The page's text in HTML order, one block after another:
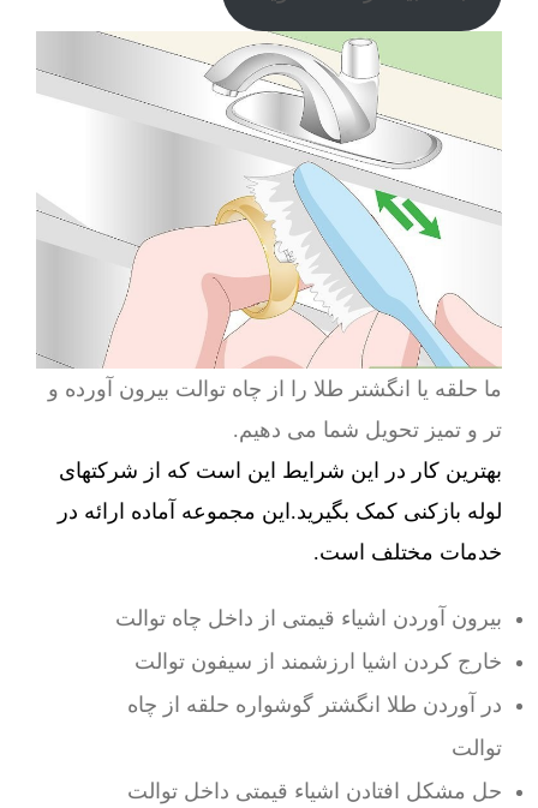
ما حلقه یا انگشتر طلا را از چاه توالت بیرون آورده و
تر و تمیز تحویل شما می دهیم.
بهترین کار در این شرایط این است که از شرکتهای
لوله بازکنی کمک بگیرید.این مجموعه آماده ارائه در
خدمات مختلف است.
بیرون آوردن اشیاء قیمتی از داخل چاه توالت
خارج کردن اشیا ارزشمند از سیفون توالت
در آوردن طلا انگشتر گوشواره حلقه از چاه
توالت
حل مشکل افتادن اشیاء قیمتی داخل توالت